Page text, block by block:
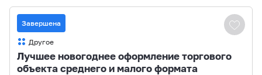
Завершена
Другое
Лучшее новогоднее оформление торгового
объекта среднего и малого формата